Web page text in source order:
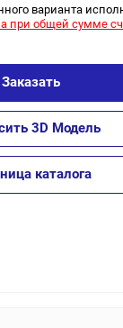
варианта
при общей сумме
Заказать
3D Модель
каталога